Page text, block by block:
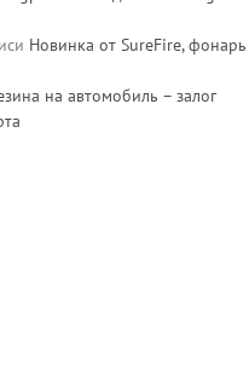
Новинка от SureFire, фонарь
на автомобиль – залог